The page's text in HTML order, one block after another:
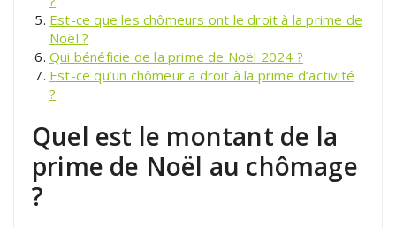
Est-ce que les chômeurs ont le droit à la prime de
Noël ?
Qui bénéficie de la prime de Noël 2024 ?
Est-ce qu’un chômeur a droit à la prime d’activité
?
Quel est le montant de la
prime de Noël au chômage
?